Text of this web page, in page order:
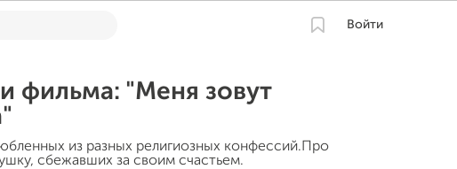
Войти
фильма: "Меня зовут
из разных религиозных конфессий.Про
сбежавших за своим счастьем.